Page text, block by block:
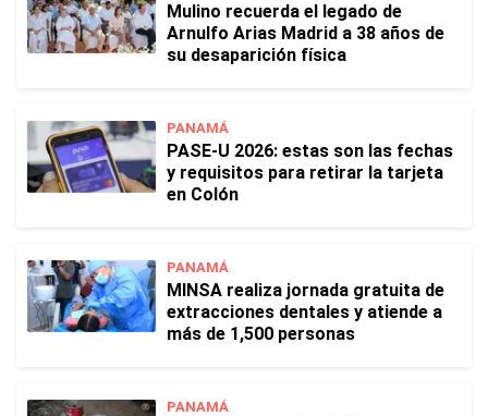
Mulino recuerda el legado de
Arnulfo Arias Madrid a 38 años de
su desaparición física
PANAMÁ
PASE-U 2026: estas son las fechas
y requisitos para retirar la tarjeta
en Colón
PANAMÁ
MINSA realiza jornada gratuita de
extracciones dentales y atiende a
más de 1,500 personas
PANAMÁ